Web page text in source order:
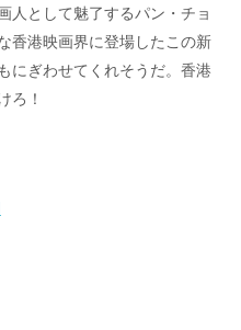
人として魅了するパン・チョ
香港映画界に登場したこの新
にぎわせてくれそうだ。香港
ろ！